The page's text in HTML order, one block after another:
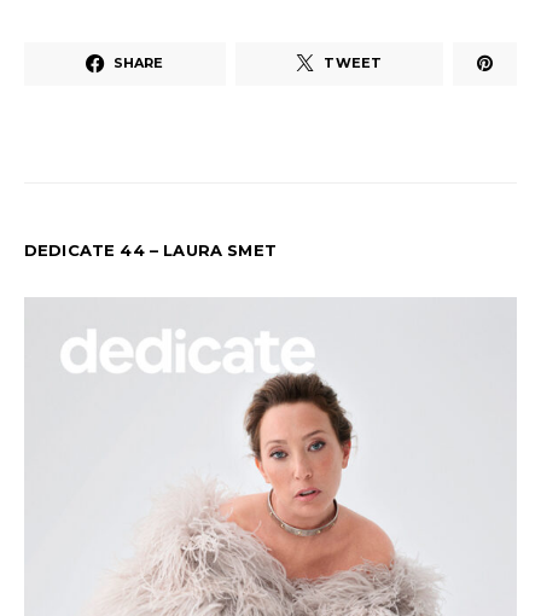
SHARE TWEET
DEDICATE 44 – LAURA SMET